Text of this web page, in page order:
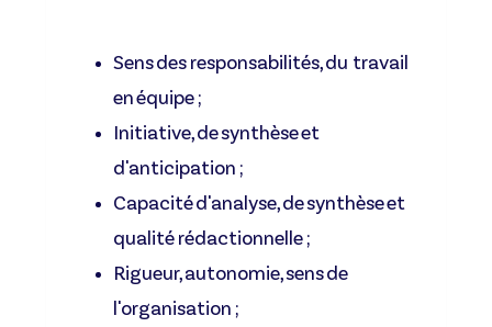
Sens des responsabilités, du travail
en équipe ;
Initiative, de synthèse et
d'anticipation ;
Capacité d'analyse, de synthèse et
qualité rédactionnelle ;
Rigueur, autonomie, sens de
l'organisation ;